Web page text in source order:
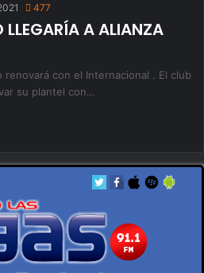
477
LLEGARÍA A ALIANZA
renovará con el Internacional . El club
su plantel con…